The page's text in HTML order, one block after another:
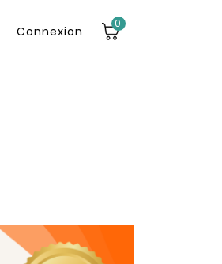
Connexion
0